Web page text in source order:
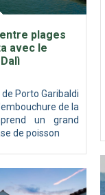
plages
avec le
Porto Garibaldi
de la
un grand
de poisson